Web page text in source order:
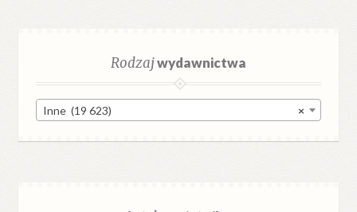
Rodzajwydawnictwa
×
Inne (19 623)